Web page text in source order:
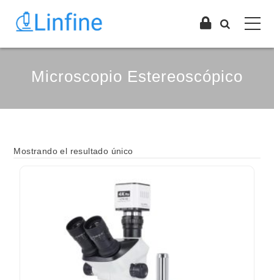
Microscopio Estereoscópico
Mostrando el resultado único